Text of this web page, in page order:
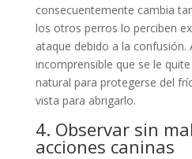
consecuentemente cambia
los otros perros lo perciben
ataque debido a la confusión.
incomprensible que se le
natural para protegerse del
vista para abrigarlo.
4. Observar sin
acciones caninas